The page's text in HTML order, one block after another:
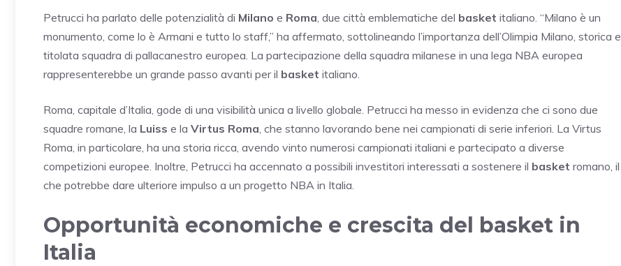
Petrucci ha parlato delle potenzialità di Milano e Roma , due città emblematiche del basket italiano. “Milano è un
monumento, come lo è Armani e tutto lo staff,” ha affermato, sottolineando l’importanza dell’Olimpia Milano, storica e
titolata squadra di pallacanestro europea. La partecipazione della squadra milanese in una lega NBA europea
rappresenterebbe un grande passo avanti per il basket italiano.
Roma, capitale d’Italia, gode di una visibilità unica a livello globale. Petrucci ha messo in evidenza che ci sono due
squadre romane, la Luiss e la Virtus Roma , che stanno lavorando bene nei campionati di serie inferiori. La Virtus
Roma, in particolare, ha una storia ricca, avendo vinto numerosi campionati italiani e partecipato a diverse
competizioni europee. Inoltre, Petrucci ha accennato a possibili investitori interessati a sostenere il basket romano, il
che potrebbe dare ulteriore impulso a un progetto NBA in Italia.
Opportunità economiche e crescita del basket in
Italia